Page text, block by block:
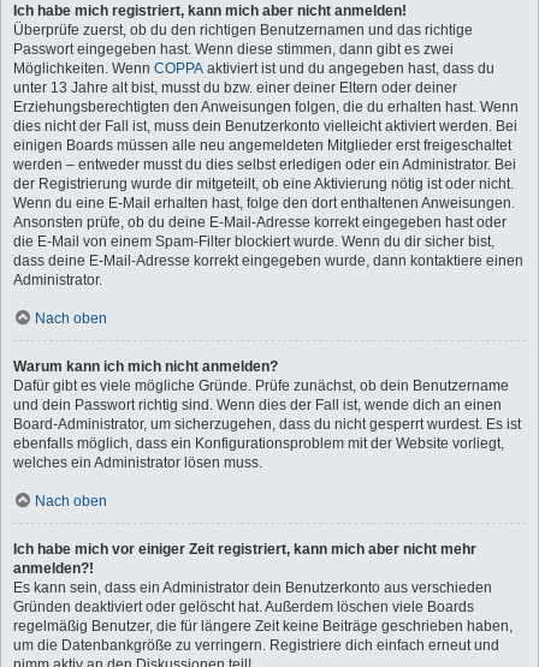
Ich habe mich registriert, kann mich aber nicht anmelden!
Überprüfe zuerst, ob du den richtigen Benutzernamen und das richtige
Passwort eingegeben hast. Wenn diese stimmen, dann gibt es zwei
Möglichkeiten. Wenn COPPA aktiviert ist und du angegeben hast, dass du
unter 13 Jahre alt bist, musst du bzw. einer deiner Eltern oder deiner
Erziehungsberechtigten den Anweisungen folgen, die du erhalten hast. Wenn
dies nicht der Fall ist, muss dein Benutzerkonto vielleicht aktiviert werden. Bei
einigen Boards müssen alle neu angemeldeten Mitglieder erst freigeschaltet
werden – entweder musst du dies selbst erledigen oder ein Administrator. Bei
der Registrierung wurde dir mitgeteilt, ob eine Aktivierung nötig ist oder nicht.
Wenn du eine E-Mail erhalten hast, folge den dort enthaltenen Anweisungen.
Ansonsten prüfe, ob du deine E-Mail-Adresse korrekt eingegeben hast oder
die E-Mail von einem Spam-Filter blockiert wurde. Wenn du dir sicher bist,
dass deine E-Mail-Adresse korrekt eingegeben wurde, dann kontaktiere einen
Administrator.
Nach oben
Warum kann ich mich nicht anmelden?
Dafür gibt es viele mögliche Gründe. Prüfe zunächst, ob dein Benutzername
und dein Passwort richtig sind. Wenn dies der Fall ist, wende dich an einen
Board-Administrator, um sicherzugehen, dass du nicht gesperrt wurdest. Es ist
ebenfalls möglich, dass ein Konfigurationsproblem mit der Website vorliegt,
welches ein Administrator lösen muss.
Nach oben
Ich habe mich vor einiger Zeit registriert, kann mich aber nicht mehr
anmelden?!
Es kann sein, dass ein Administrator dein Benutzerkonto aus verschieden
Gründen deaktiviert oder gelöscht hat. Außerdem löschen viele Boards
regelmäßig Benutzer, die für längere Zeit keine Beiträge geschrieben haben,
um die Datenbankgröße zu verringern. Registriere dich einfach erneut und